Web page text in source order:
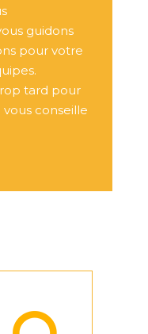
guidons
pour votre
tard pour
conseille